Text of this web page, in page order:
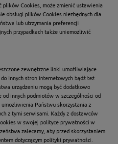
Cookies, może zmienić ustawienia
obsługi plików Cookies niezbędnych dla
lub utrzymania preferencji
przypadkach także uniemożliwić
zewnętrzne linki umożliwiające
innych stron internetowych bądź też
urządzeniu mogą być dodatkowo
od innych podmiotów w szczególności od
Państwu skorzystania z
z tymi serwisami. Każdy z dostawców
w swojej polityce prywatności w
zalecamy, aby przed skorzystaniem
dotyczącym polityki prywatności.